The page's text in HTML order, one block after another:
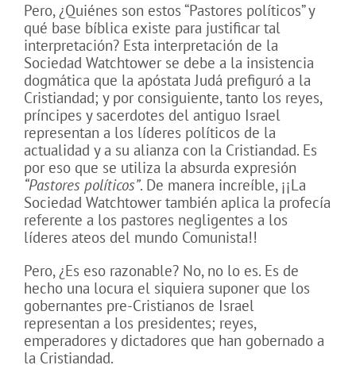
Pero, ¿Quiénes son estos “Pastores políticos” y
qué base bíblica existe para justificar tal
interpretación? Esta interpretación de la
Sociedad Watchtower se debe a la insistencia
dogmática que la apóstata Judá prefiguró a la
Cristiandad; y por consiguiente, tanto los reyes,
príncipes y sacerdotes del antiguo Israel
representan a los líderes políticos de la
actualidad y a su alianza con la Cristiandad. Es
por eso que se utiliza la absurda expresión
“Pastores políticos”. De manera increíble, ¡¡La
Sociedad Watchtower también aplica la profecía
referente a los pastores negligentes a los
líderes ateos del mundo Comunista!!
Pero, ¿Es eso razonable? No, no lo es. Es de
hecho una locura el siquiera suponer que los
gobernantes pre-Cristianos de Israel
representan a los presidentes; reyes,
emperadores y dictadores que han gobernado a
la Cristiandad.